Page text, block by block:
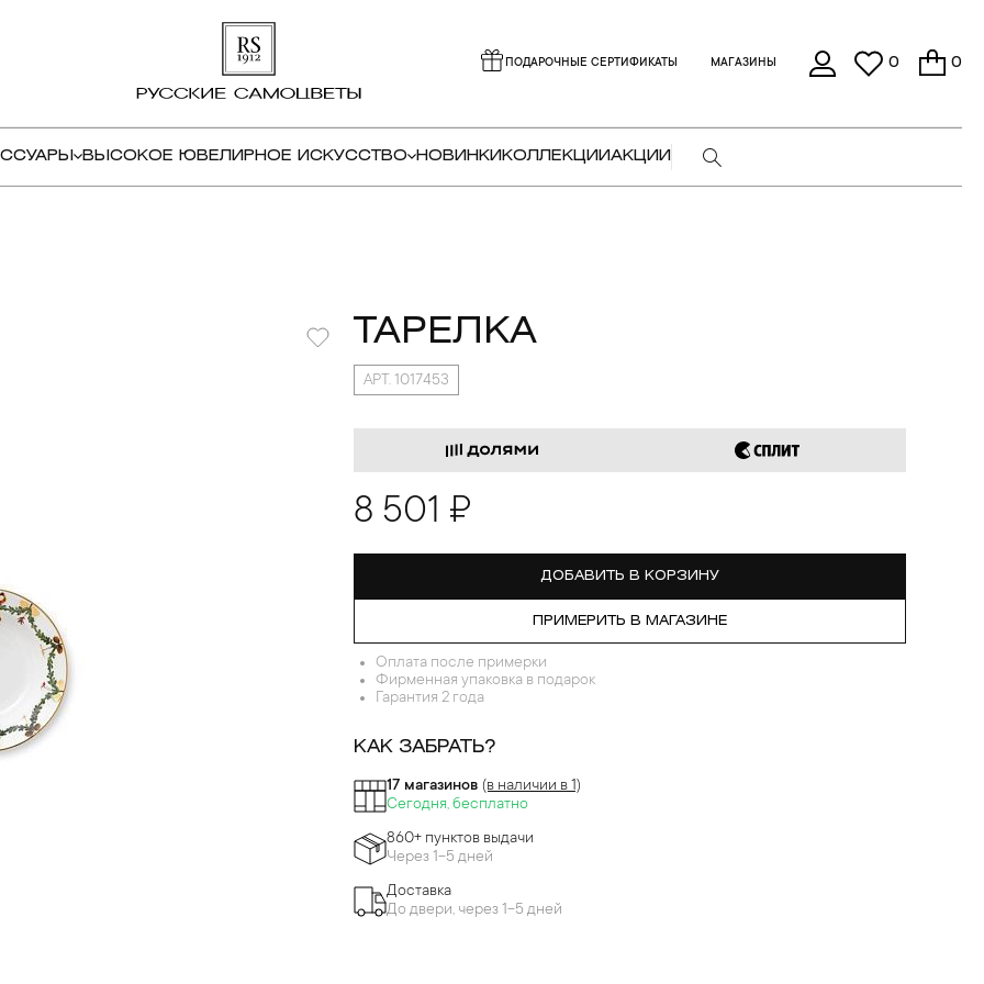
ПОДАРОЧНЫЕ СЕРТИФИКАТЫ МАГАЗИНЫ 0 0
ВЫСОКОЕ ЮВЕЛИРНОЕ ИСКУССТВО НОВИНКИ КОЛЛЕКЦИИАКЦИИ
ТАРЕЛКА
АРТ. 1017453
8 501 ₽
ДОБАВИТЬ В КОРЗИНУ
ПРИМЕРИТЬ В МАГАЗИНЕ
Оплата после примерки
Фирменная упаковка в подарок
Гарантия 2 года
КАК ЗАБРАТЬ?
17 магазинов (в наличии в 1)
Сегодня, бесплатно
860+ пунктов выдачи
Через 1-5 дней
Доставка
До двери, через 1-5 дней